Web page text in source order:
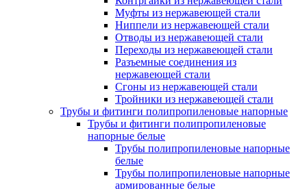
Муфты из нержавеющей стали
Ниппели из нержавеющей стали
Отводы из нержавеющей стали
Переходы из нержавеющей стали
Разъемные соединения из
нержавеющей стали
Сгоны из нержавеющей стали
Тройники из нержавеющей стали
Трубы и фитинги полипропиленовые напорные
Трубы и фитинги полипропиленовые
напорные белые
Трубы полипропиленовые напорные
белые
Трубы полипропиленовые напорные
армированные белые